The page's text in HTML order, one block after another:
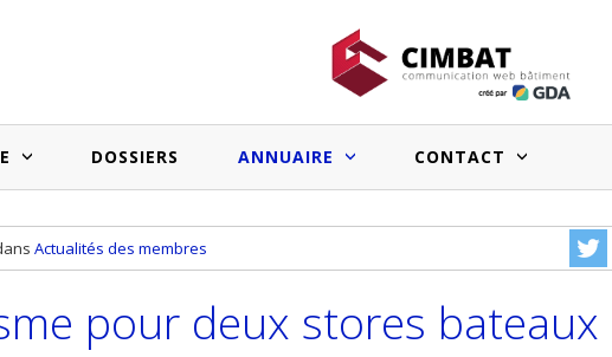
des entreprises du BTP
DOSSIERS ANNUAIRE
travail des artisans
CONTACT
Actualités des membres
pour deux stores bateaux